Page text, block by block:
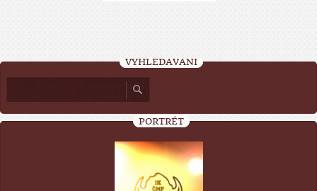
VYHLEDÁVÁNÍ
PORTRÉT